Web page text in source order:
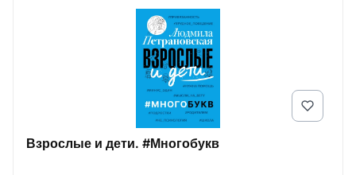
Взрослые и дети. #Многобукв